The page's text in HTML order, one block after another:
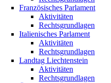
Französisches Parlament
Aktivitäten
Rechtsgrundlagen
Italienisches Parlament
Aktivitäten
Rechtsgrundlagen
Landtag Liechtenstein
Aktivitäten
Rechtsgrundlagen